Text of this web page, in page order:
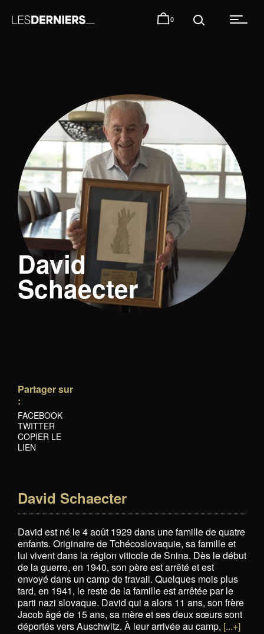
0
David
Schaecter
Partager sur
:
FACEBOOK
TWITTER
COPIER LE
LIEN
David Schaecter
David est né le 4 août 1929 dans une famille de quatre
enfants. Originaire de Tchécoslovaquie, sa famille et
lui vivent dans la région viticole de Snina. Dès le début
de la guerre, en 1940, son père est arrêté et est
envoyé dans un camp de travail. Quelques mois plus
tard, en 1941, le reste de la famille est arrêtée par le
parti nazi slovaque. David qui a alors 11 ans, son frère
Jacob âgé de 15 ans, sa mère et ses deux sœurs sont
déportés vers Auschwitz. À leur arrivée au camp, [...+]